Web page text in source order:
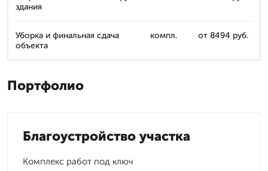
здания
Уборка и финальная сдача
объекта
компл. от 8494 руб.
Портфолио
Благоустройство участка
Комплекс работ под ключ